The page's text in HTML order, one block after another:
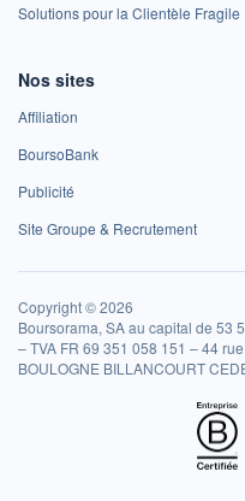
Solutions pour la Clientèle Fragile
Nos sites
Affiliation
BoursoBank
Publicité
Site Groupe & Recrutement
Copyright © 2026
Boursorama, SA au capital de 53
– TVA FR 69 351 058 151 – 44
BOULOGNE BILLANCOURT